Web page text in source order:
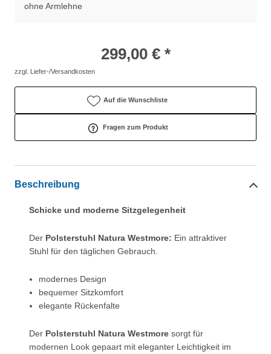
ohne Armlehne
299,00 € *
zzgl. Liefer-/Versandkosten
Auf die Wunschliste
Fragen zum Produkt
Beschreibung
Schicke und moderne Sitzgelegenheit
Der Polsterstuhl Natura Westmore: Ein attraktiver
Stuhl für den täglichen Gebrauch.
modernes Design
bequemer Sitzkomfort
elegante Rückenfalte
Der Polsterstuhl Natura Westmore sorgt für
modernen Look gepaart mit eleganter Leichtigkeit im